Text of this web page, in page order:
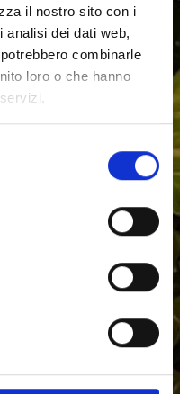
il nostro sito con i
analisi dei dati web,
combinarle
loro o che hanno
DOVE SIAMO
CONTATTI